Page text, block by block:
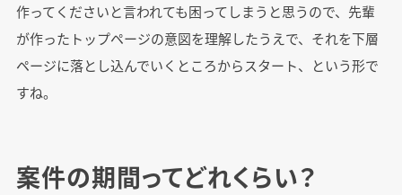
作ってくださいと言われても困ってしまうと思うので、先輩
が作ったトップページの意図を理解したうえで、それを下層
ページに落とし込んでいくところからスタート、という形で
すね。
案件の期間ってどれくらい？